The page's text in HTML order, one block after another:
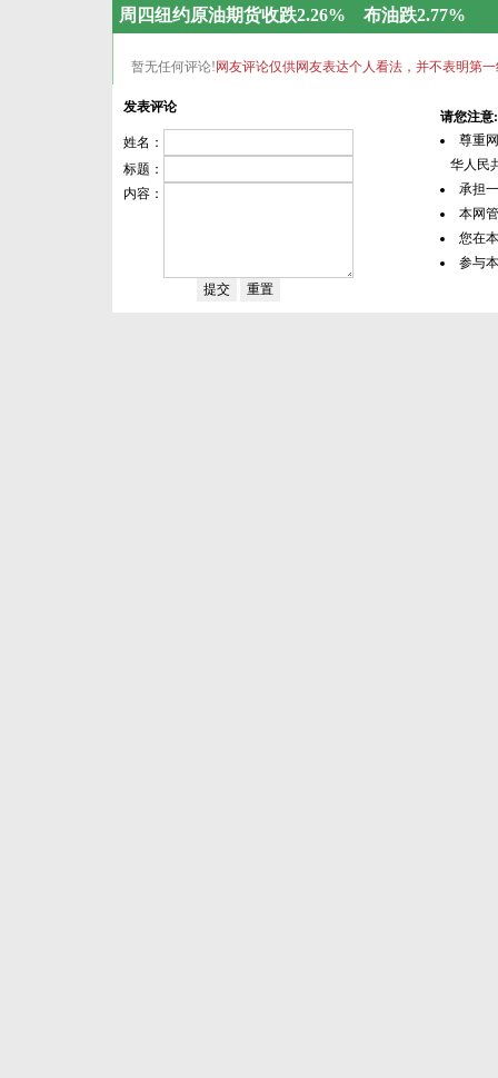
周四纽约原油期货收跌2.26% 布油跌2.77%
暂无任何评论! 网友评论仅供网友表达个人看法，并不表明第
发表评论
姓名：
标题：
内容：
请您注意:
尊重
华人民
承担
本网
您在
参与